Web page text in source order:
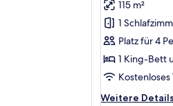
Bedroom
Suite
Pool
View
anzeigen
115 m²
1
Platz für 4
1 King-Bett
Kostenloses
Weitere Details
Weitere